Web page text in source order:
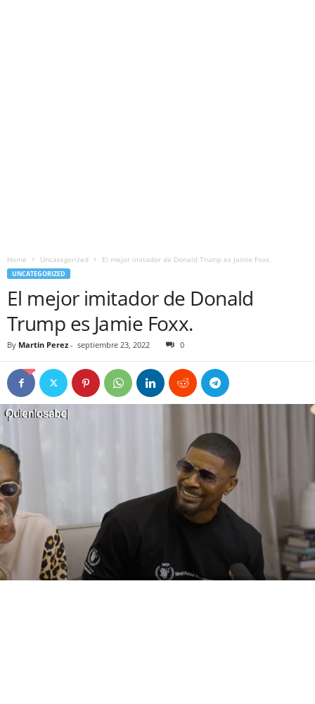
Home Uncategorized El mejor imitador de Donald Trump es Jamie Foxx.
UNCATEGORIZED
El mejor imitador de Donald
Trump es Jamie Foxx.
By Martin Perez - septiembre 23, 2022 0